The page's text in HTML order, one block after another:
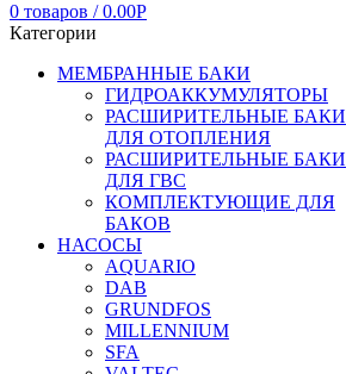
0 товаров / 0.00Р
Категории
МЕМБРАННЫЕ БАКИ
ГИДРОАККУМУЛЯТОРЫ
РАСШИРИТЕЛЬНЫЕ БАКИ
ДЛЯ ОТОПЛЕНИЯ
РАСШИРИТЕЛЬНЫЕ БАКИ
ДЛЯ ГВС
КОМПЛЕКТУЮЩИЕ ДЛЯ
БАКОВ
НАСОСЫ
AQUARIO
DAB
GRUNDFOS
MILLENNIUM
SFA